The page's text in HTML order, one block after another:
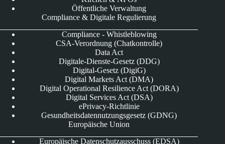
Öffentliche Verwaltung
Compliance & Digitale Regulierung
Compliance - Whistleblowing
CSA-Verordnung (Chatkontrolle)
Data Act
Digitale-Dienste-Gesetz (DDG)
Digital-Gesetz (DigiG)
Digital Markets Act (DMA)
Digital Operational Resilience Act (DORA)
Digital Services Act (DSA)
ePrivacy-Richtlinie
Gesundheitsdatennutzungsgesetz (GDNG)
Europäische Union
Europäische Datenschutzausschuss (EDSA)